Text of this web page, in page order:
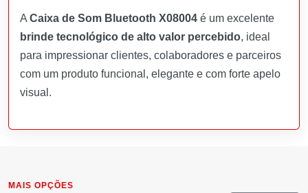
A Caixa de Som Bluetooth X08004 é um excelente
brinde tecnológico de alto valor percebido, ideal
para impressionar clientes, colaboradores e parceiros
com um produto funcional, elegante e com forte apelo
visual.
MAIS OPÇÕES